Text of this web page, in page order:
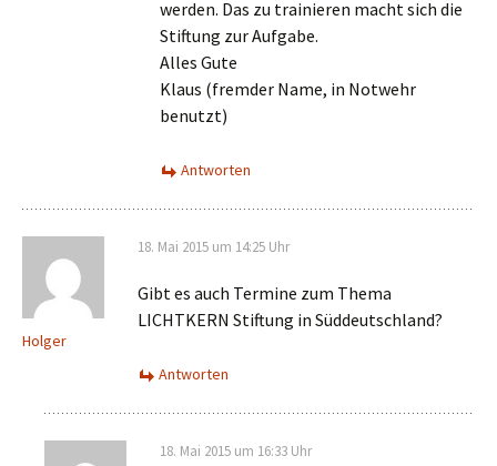
werden. Das zu trainieren macht sich die
Stiftung zur Aufgabe.
Alles Gute
Klaus (fremder Name, in Notwehr
benutzt)
Antworten
Holger
18. Mai 2015 um 14:25 Uhr
Gibt es auch Termine zum Thema
LICHTKERN Stiftung in Süddeutschland?
Antworten
18. Mai 2015 um 16:33 Uhr